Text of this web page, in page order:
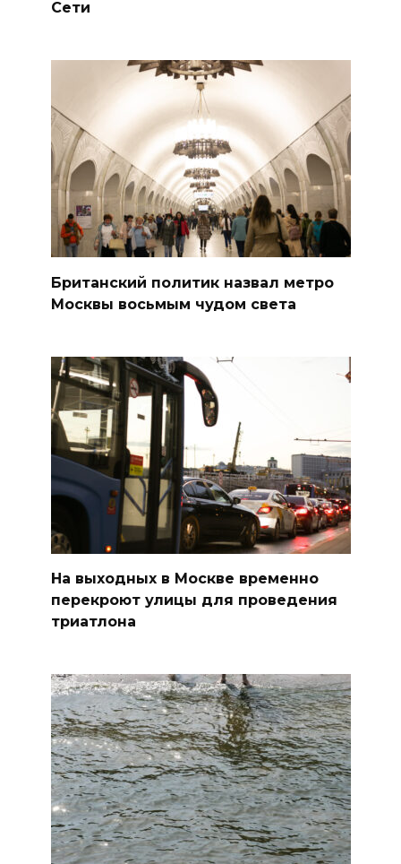
Сети
Британский политик назвал метро
Москвы восьмым чудом света
На выходных в Москве временно
перекроют улицы для проведения
триатлона